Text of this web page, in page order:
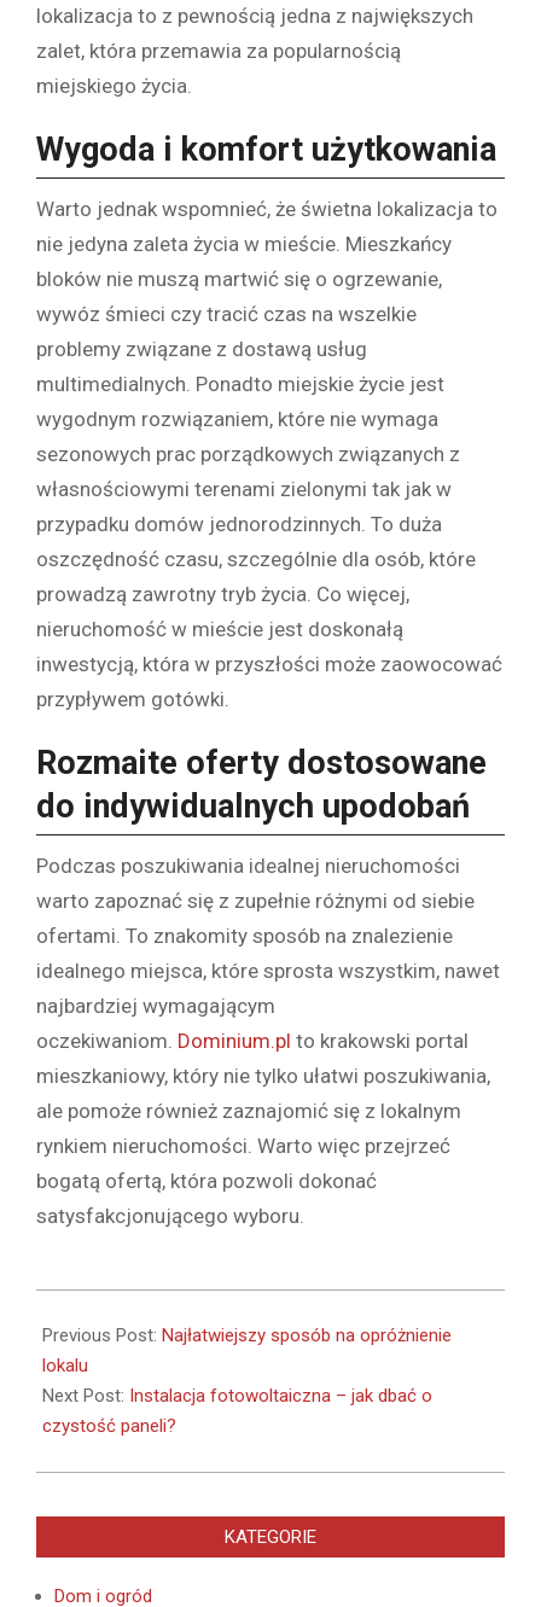
lokalizacja to z pewnością jedna z największych
zalet, która przemawia za popularnością
miejskiego życia.
Wygoda i komfort użytkowania
Warto jednak wspomnieć, że świetna lokalizacja to
nie jedyna zaleta życia w mieście. Mieszkańcy
bloków nie muszą martwić się o ogrzewanie,
wywóz śmieci czy tracić czas na wszelkie
problemy związane z dostawą usług
multimedialnych. Ponadto miejskie życie jest
wygodnym rozwiązaniem, które nie wymaga
sezonowych prac porządkowych związanych z
własnościowymi terenami zielonymi tak jak w
przypadku domów jednorodzinnych. To duża
oszczędność czasu, szczególnie dla osób, które
prowadzą zawrotny tryb życia. Co więcej,
nieruchomość w mieście jest doskonałą
inwestycją, która w przyszłości może zaowocować
przypływem gotówki.
Rozmaite oferty dostosowane
do indywidualnych upodobań
Podczas poszukiwania idealnej nieruchomości
warto zapoznać się z zupełnie różnymi od siebie
ofertami. To znakomity sposób na znalezienie
idealnego miejsca, które sprosta wszystkim, nawet
najbardziej wymagającym
oczekiwaniom. Dominium.pl to krakowski portal
mieszkaniowy, który nie tylko ułatwi poszukiwania,
ale pomoże również zaznajomić się z lokalnym
rynkiem nieruchomości. Warto więc przejrzeć
bogatą ofertą, która pozwoli dokonać
satysfakcjonującego wyboru.
11-
14
Previous Post: Najłatwiejszy sposób na opróżnienie
lokalu
Next Post: Instalacja fotowoltaiczna – jak dbać o
czystość paneli?
KATEGORIE
Dom i ogród